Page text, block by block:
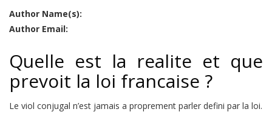
Author Name(s):
Author Email:
Quelle est la realite et que
prevoit la loi francaise ?
Le viol conjugal n’est jamais a proprement parler defini par la loi.